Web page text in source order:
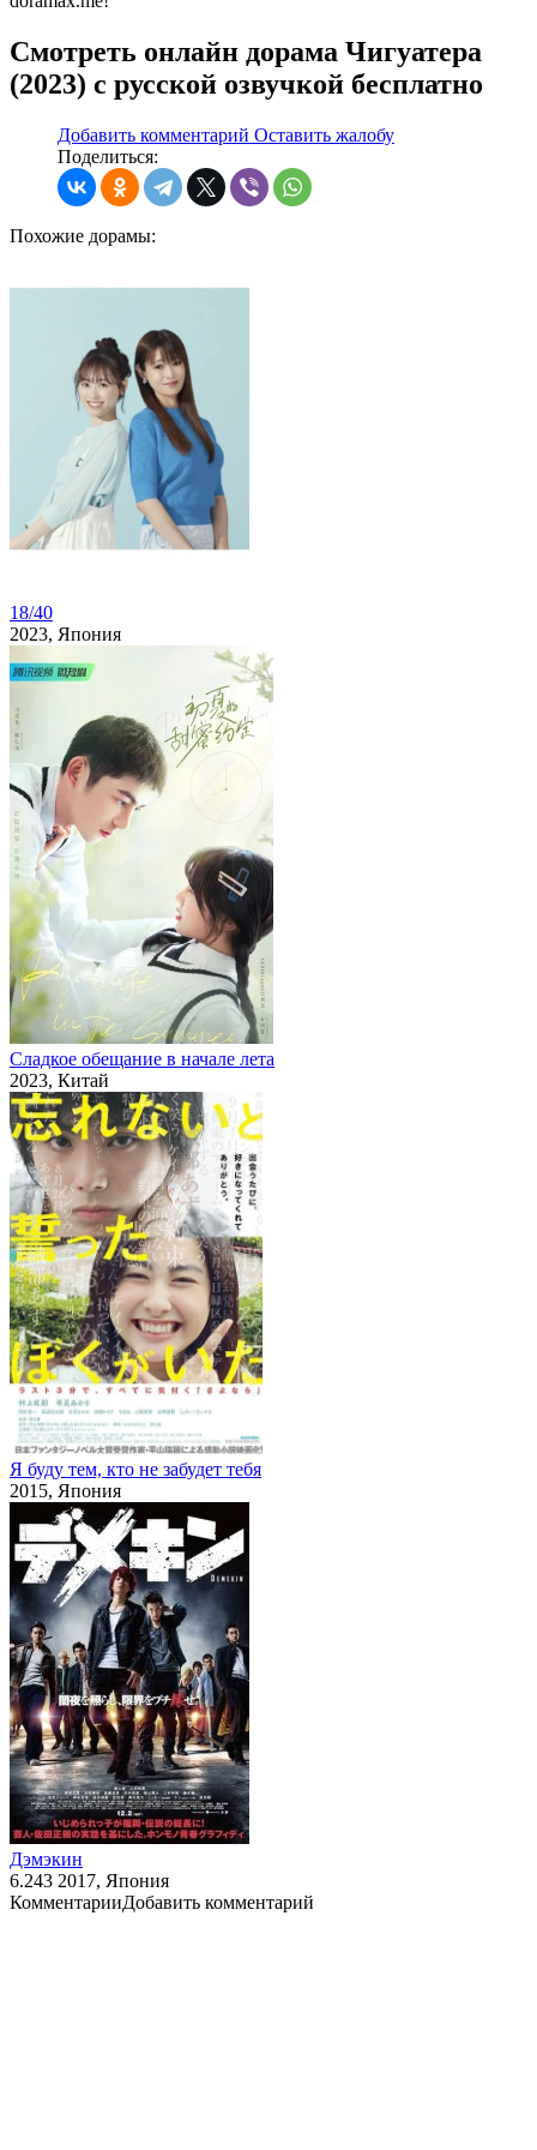
Смотреть онлайн дорама Чигуатера
(2023) с русской озвучкой бесплатно
Добавить комментарий Оставить жалобу
Поделиться:
Похожие дорамы:
18/40
2023, Япония
Сладкое обещание в начале лета
2023, Китай
Я буду тем, кто не забудет тебя
2015, Япония
Дэмэкин
6.243 2017, Япония
КомментарииДобавить комментарий